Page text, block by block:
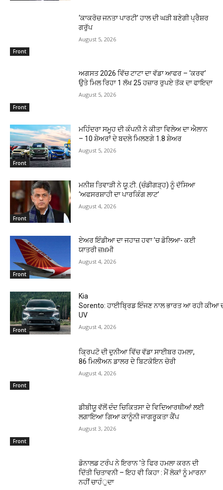
Front
‘ਕਾਕਰੋਚ ਜਨਤਾ ਪਾਰਟੀ’ ਹਾਲ ਦੀ ਘੜੀ ਬਣੇਗੀ ਪ੍ਰੈਸ਼ਰ
ਗਰੁੱਪ
August 5, 2026
Front
ਅਗਸਤ 2026 ਵਿੱਚ ਟਾਟਾ ਦਾ ਵੱਡਾ ਆਫਰ – ‘ਕਰਵ’
ਉਤੇ ਮਿਲ ਰਿਹਾ 1 ਲੱਖ 25 ਹਜ਼ਾਰ ਰੁਪਏ ਤੱਕ ਦਾ ਫਾਇਦਾ
August 5, 2026
Front
ਮਹਿੰਦਰਾ ਸਮੂਹ ਦੀ ਕੰਪਨੀ ਨੇ ਕੀਤਾ ਵਿਲੇਅ ਦਾ ਐਲਾਨ
– 10 ਸ਼ੇਅਰਾਂ ਦੇ ਬਦਲੇ ਮਿਲਣਗੇ 1.8 ਸ਼ੇਅਰ
August 5, 2026
Front
ਮਨੀਸ਼ ਤਿਵਾੜੀ ਨੇ ਯੂ.ਟੀ. (ਚੰਡੀਗੜ੍ਹ) ਨੂੰ ਦੱਸਿਆ
‘ਅਫਸਰਸ਼ਾਹੀ ਦਾ ਪਾਰਕਿੰਗ ਲਾਟ’
August 4, 2026
Front
ਏਅਰ ਇੰਡੀਆ ਦਾ ਜਹਾਜ਼ ਹਵਾ ’ਚ ਡੋਲਿਆ- ਕਈ
ਯਾਤਰੀ ਜ਼ਖ਼ਮੀ
August 4, 2026
Front
Kia
Sorento: ਹਾਈਬ੍ਰਿਡ ਇੰਜਣ ਨਾਲ ਭਾਰਤ ਆ ਰਹੀ ਕੀਆ
UV
August 4, 2026
Front
ਕ੍ਰਿਪਟੋ ਦੀ ਦੁਨੀਆ ਵਿੱਚ ਵੱਡਾ ਸਾਈਬਰ ਹਮਲਾ,
86 ਮਿਲੀਅਨ ਡਾਲਰ ਦੇ ਬਿਟਕੋਇਨ ਚੋਰੀ
August 4, 2026
Front
ਡੀਬੀਯੂ ਵੱਲੋਂ ਦੰਦ ਚਿਕਿਤਸਾ ਦੇ ਵਿਦਿਆਰਥੀਆਂ ਲਈ
ਲਗਾਇਆ ਗਿਆ ਕਾਨੂੰਨੀ ਜਾਗਰੂਕਤਾ ਕੈਂਪ
August 3, 2026
ਡੋਨਾਲਡ ਟਰੰਪ ਨੇ ਇਰਾਨ ’ਤੇ ਫਿਰ ਹਮਲਾ ਕਰਨ ਦੀ
ਦਿੱਤੀ ਚਿਤਾਵਨੀ – ਇਹ ਵੀ ਕਿਹਾ : ਮੈਂ ਲੋਕਾਂ ਨੂੰ ਮਾਰਨਾ
ਨਹੀਂ ਚਾਹੰੁਦਾ